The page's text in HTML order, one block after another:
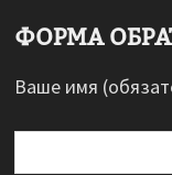
ФОРМА
Ваше имя